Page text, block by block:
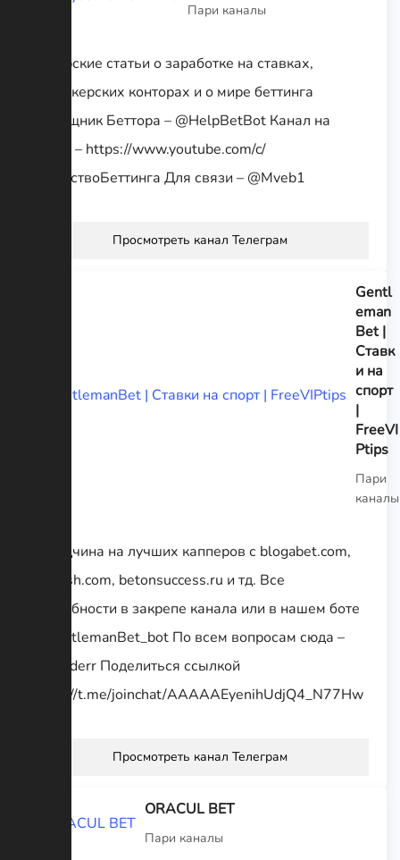
Пари каналы
Авторские статьи о заработке на ставках,
букмекерских конторах и о мире беттинга
Помощник Беттора – @HelpBetBot Канал на
ютубе – https://www.youtube.com/c/
ИскусствоБеттинга Для связи – @Mveb1
Просмотреть канал Телеграм
Gentl
eman
Bet |
Ставк
и на
спорт
|
FreeVI
Ptips
Пари
каналы
Складчина на лучших капперов с blogabet.com,
betrush.com, betonsuccess.ru и тд. Все
подробности в закрепе канала или в нашем боте
@GentlemanBet_bot По всем вопросам сюда –
@mulderr Поделиться ссылкой
https://t.me/joinchat/AAAAAEyenihUdjQ4_N77Hw
Просмотреть канал Телеграм
ORACUL BET
Пари каналы